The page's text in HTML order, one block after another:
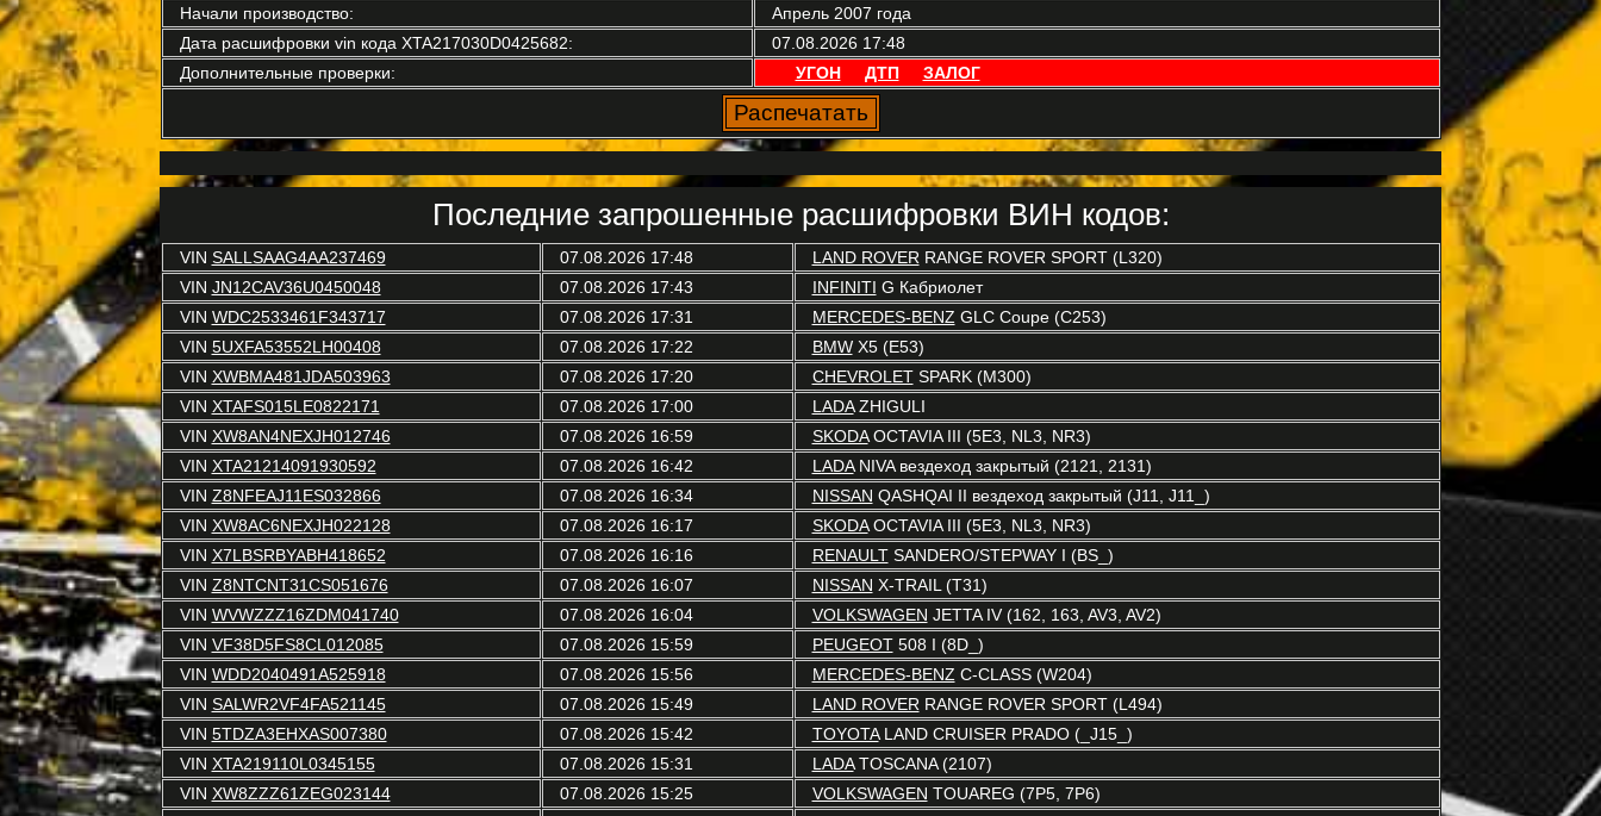
Начали производство:
Апрель 2007 года
Дата расшифровки vin кода XTA217030D0425682:
07.08.2026 17:48
Дополнительные проверки:
УГОН ДТП ЗАЛОГ
Последние запрошенные расшифровки ВИН кодов:
VIN SALLSAAG4AA237469 07.08.2026 17:48 LAND ROVER RANGE ROVER SPORT (L320)
VIN JN12CAV36U0450048 07.08.2026 17:43 INFINITI G Кабриолет
VIN WDC2533461F343717 07.08.2026 17:31 MERCEDES-BENZ GLC Coupe (C253)
VIN 5UXFA53552LH00408 07.08.2026 17:22 BMWX5 (E53)
VIN XWBMA481JDA503963 07.08.2026 17:20 CHEVROLETSPARK (M300)
VIN XTAFS015LE0822171 07.08.2026 17:00 LADAZHIGULI
VIN XW8AN4NEXJH012746 07.08.2026 16:59 SKODAOCTAVIA III (5E3, NL3, NR3)
VIN XTA21214091930592 07.08.2026 16:42 LADANIVA вездеход закрытый (2121, 2131)
VIN Z8NFEAJ11ES032866 07.08.2026 16:34 NISSAN QASHQAI II вездеход закрытый (J11, J11_)
VIN XW8AC6NEXJH022128 07.08.2026 16:17 SKODAOCTAVIA III (5E3, NL3, NR3)
VIN X7LBSRBYABH418652 07.08.2026 16:16 RENAULTSANDERO/STEPWAY I (BS_)
VIN Z8NTCNT31CS051676 07.08.2026 16:07 NISSAN X-TRAIL (T31)
VIN WVWZZZ16ZDM041740 07.08.2026 16:04 VOLKSWAGEN JETTA IV (162, 163, AV3, AV2)
VIN VF38D5FS8CL012085 07.08.2026 15:59 PEUGEOT508 I (8D_)
VIN WDD2040491A525918 07.08.2026 15:56 MERCEDES-BENZ C-CLASS (W204)
VIN SALWR2VF4FA521145 07.08.2026 15:49 LAND ROVER RANGE ROVER SPORT (L494)
VIN 5TDZA3EHXAS007380 07.08.2026 15:42 TOYOTALAND CRUISER PRADO (_J15_)
VIN XTA219110L0345155 07.08.2026 15:31 LADATOSCANA (2107)
VIN XW8ZZZ61ZEG023144 07.08.2026 15:25 VOLKSWAGEN TOUAREG (7P5, 7P6)